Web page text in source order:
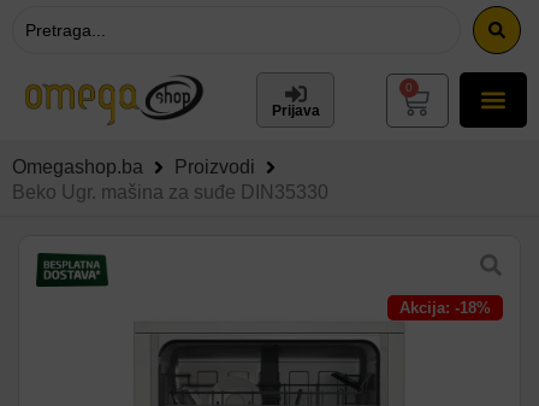
Prijava
0
Omegashop.ba
Proizvodi
Beko Ugr. mašina za suđe DIN35330
Akcija: -18%